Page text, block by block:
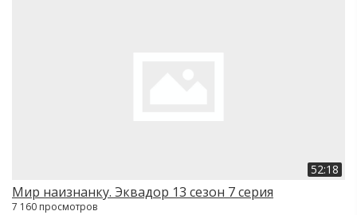
52:18
Мир наизнанку. Эквадор 13 сезон 7 серия
7 160 просмотров